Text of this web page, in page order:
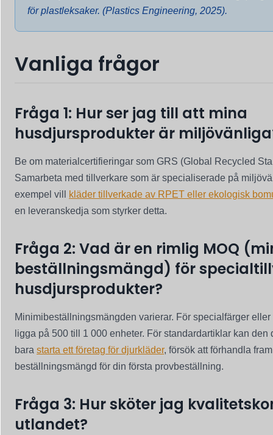
för plastleksaker. (Plastics Engineering, 2025).
Vanliga frågor
Fråga 1: Hur ser jag till att mina
husdjursprodukter är
Be om materialcertifieringar som GRS (Global Recycled
Samarbeta med tillverkare som är specialiserade på
exempel vill
kläder tillverkade av RPET eller ekologisk
en leveranskedja som styrker detta.
Fråga 2: Vad är en rimlig MOQ
beställningsmängd) för
husdjursprodukter?
Minimibeställningsmängden varierar. För specialfärger
ligga på 500 till 1 000 enheter. För standardartiklar kan den
bara starta ett företag för djurkläder, försök att förhandla
beställningsmängd för din första provbeställning.
Fråga 3: Hur sköter jag
utlandet?